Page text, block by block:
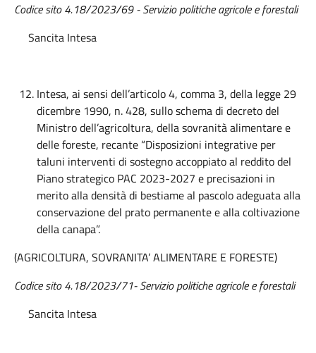
Codice sito 4.18/2023/69 - Servizio politiche agricole e forestali
Sancita Intesa
Intesa, ai sensi dell’articolo 4, comma 3, della legge 29
dicembre 1990, n. 428, sullo schema di decreto del
Ministro dell’agricoltura, della sovranità alimentare e
delle foreste, recante “Disposizioni integrative per
taluni interventi di sostegno accoppiato al reddito del
Piano strategico PAC 2023-2027 e precisazioni in
merito alla densità di bestiame al pascolo adeguata alla
conservazione del prato permanente e alla coltivazione
della canapa”.
(AGRICOLTURA, SOVRANITA’ ALIMENTARE E FORESTE)
Codice sito 4.18/2023/71- Servizio politiche agricole e forestali
Sancita Intesa